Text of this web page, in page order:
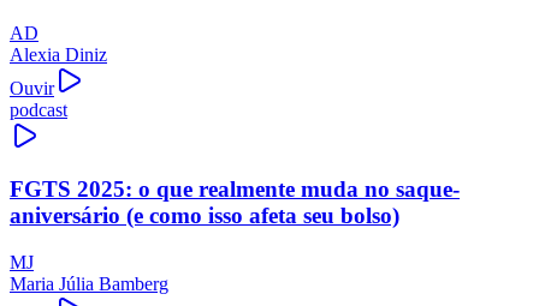
AD
Alexia Diniz
Ouvir
podcast
FGTS 2025: o que realmente muda no saque-
aniversário (e como isso afeta seu bolso)
MJ
Maria Júlia Bamberg